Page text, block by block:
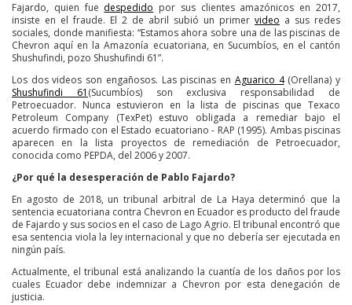
Fajardo, quien fue despedido por sus clientes amazónicos en 2017,
insiste en el fraude. El 2 de abril subió un primer video a sus redes
sociales, donde manifiesta: “Estamos ahora sobre una de las piscinas de
Chevron aquí en la Amazonía ecuatoriana, en Sucumbíos, en el cantón
Shushufindi, pozo Shushufindi 61”.
Los dos videos son engañosos. Las piscinas en Aguarico 4(Orellana) y
Shushufindi 61 (Sucumbíos) son exclusiva responsabilidad de
Petroecuador. Nunca estuvieron en la lista de piscinas que Texaco
Petroleum Company (TexPet) estuvo obligada a remediar bajo el
acuerdo firmado con el Estado ecuatoriano - RAP (1995). Ambas piscinas
aparecen en la lista proyectos de remediación de Petroecuador,
conocida como PEPDA, del 2006 y 2007.
¿Por qué la desesperación de Pablo Fajardo?
En agosto de 2018, un tribunal arbitral de La Haya determinó que la
sentencia ecuatoriana contra Chevron en Ecuador es producto del fraude
de Fajardo y sus socios en el caso de Lago Agrio. El tribunal encontró que
esa sentencia viola la ley internacional y que no debería ser ejecutada en
ningún país.
Actualmente, el tribunal está analizando la cuantía de los daños por los
cuales Ecuador debe indemnizar a Chevron por esta denegación de
justicia.